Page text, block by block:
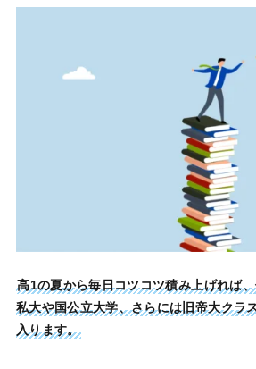
高1の夏から毎日コツコツ積み上げれば
私大や国公立大学、さらには旧帝大クラ
入ります。